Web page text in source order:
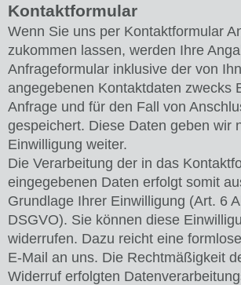
Kontaktformular
Wenn Sie uns per Kontaktformular
zukommen lassen, werden Ihre
Anfrageformular inklusive der von
angegebenen Kontaktdaten zwecks
Anfrage und für den Fall von
gespeichert. Diese Daten geben wir
Einwilligung weiter.
Die Verarbeitung der in das
eingegebenen Daten erfolgt somit
Grundlage Ihrer Einwilligung (Art. 6
DSGVO). Sie können diese
widerrufen. Dazu reicht eine
E-Mail an uns. Die Rechtmäßigkeit
Widerruf erfolgten